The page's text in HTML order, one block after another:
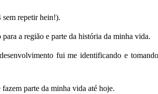
sem repetir hein!).
a região e parte da história da minha vida.
fui me identificando e tomando
parte da minha vida até hoje.